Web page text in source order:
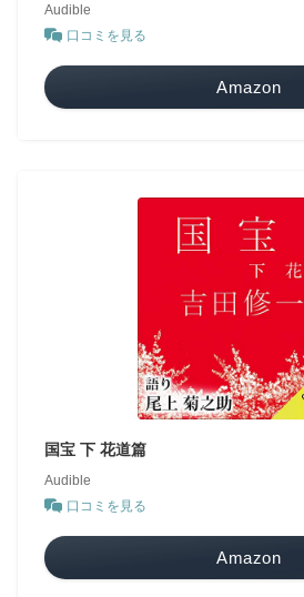
Audible
口コミを見る
Amazon
国宝 下 花道篇
Audible
口コミを見る
Amazon